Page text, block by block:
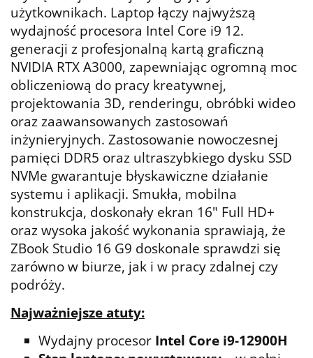
użytkownikach. Laptop łączy najwyższą
wydajność procesora Intel Core i9 12.
generacji z profesjonalną kartą graficzną
NVIDIA RTX A3000, zapewniając ogromną moc
obliczeniową do pracy kreatywnej,
projektowania 3D, renderingu, obróbki wideo
oraz zaawansowanych zastosowań
inżynieryjnych. Zastosowanie nowoczesnej
pamięci DDR5 oraz ultraszybkiego dysku SSD
NVMe gwarantuje błyskawiczne działanie
systemu i aplikacji. Smukła, mobilna
konstrukcja, doskonały ekran 16" Full HD+
oraz wysoka jakość wykonania sprawiają, że
ZBook Studio 16 G9 doskonale sprawdzi się
zarówno w biurze, jak i w pracy zdalnej czy
podróży.
Najważniejsze atuty:
Wydajny procesor Intel Core i9-12900H